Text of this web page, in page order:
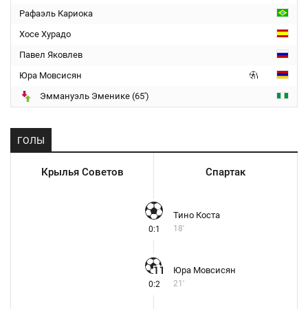
Рафаэль Кариока
Хосе Хурадо
Павел Яковлев
Юра Мовсисян
Эммануэль Эменике (65')
ГОЛЫ
Крылья Советов Спартак
0:1
Тино Коста
18'
0:2
Юра Мовсисян
21'